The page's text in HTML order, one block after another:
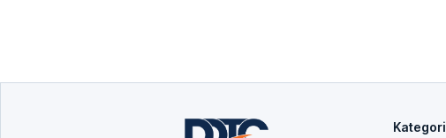
Kategori